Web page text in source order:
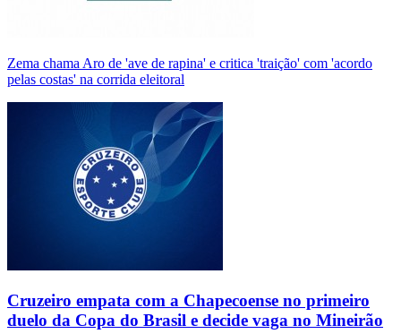
Zema chama Aro de 'ave de rapina' e critica 'traição' com 'acordo
pelas costas' na corrida eleitoral
Cruzeiro empata com a Chapecoense no primeiro
duelo da Copa do Brasil e decide vaga no Mineirão